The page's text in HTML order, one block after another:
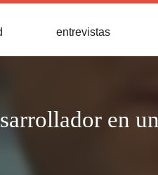
entrevistas
en